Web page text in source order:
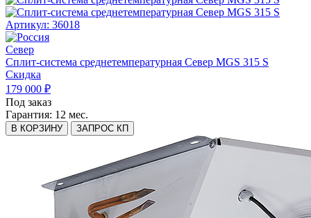
Артикул: 36018
Север
Сплит-система среднетемпературная Север MGS 315 S
Скидка
179 000 ₽
Под заказ
Гарантия: 12 мес.
В КОРЗИНУ ЗАПРОС КП